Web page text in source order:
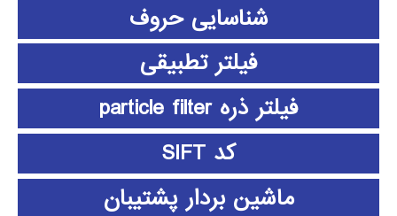
شناسایی حروف
فیلتر تطبیقی
فیلتر ذره particle filter
کد SIFT
ماشین بردار پشتیبان